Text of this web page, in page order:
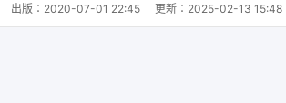
出版： 2020-07-01 22:45 更新： 2025-02-13 15:48